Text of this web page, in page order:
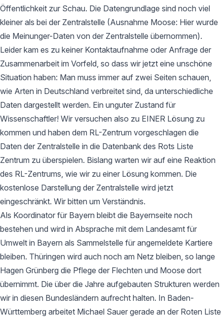
Öffentlichkeit zur Schau. Die Datengrundlage sind noch viel
kleiner als bei der Zentralstelle (Ausnahme Moose: Hier wurde
die Meinunger-Daten von der Zentralstelle übernommen).
Leider kam es zu keiner Kontaktaufnahme oder Anfrage der
Zusammenarbeit im Vorfeld, so dass wir jetzt eine unschöne
Situation haben: Man muss immer auf zwei Seiten schauen,
wie Arten in Deutschland verbreitet sind, da unterschiedliche
Daten dargestellt werden. Ein unguter Zustand für
Wissenschaftler! Wir versuchen also zu EINER Lösung zu
kommen und haben dem RL-Zentrum vorgeschlagen die
Daten der Zentralstelle in die Datenbank des Rots Liste
Zentrum zu überspielen. Bislang warten wir auf eine Reaktion
des RL-Zentrums, wie wir zu einer Lösung kommen. Die
kostenlose Darstellung der Zentralstelle wird jetzt
eingeschränkt. Wir bitten um Verständnis.
Als Koordinator für Bayern bleibt die Bayernseite noch
bestehen und wird in Absprache mit dem Landesamt für
Umwelt in Bayern als Sammelstelle für angemeldete Kartiere
bleiben. Thüringen wird auch noch am Netz bleiben, so lange
Hagen Grünberg die Pflege der Flechten und Moose dort
übernimmt. Die über die Jahre aufgebauten Strukturen werden
wir in diesen Bundesländern aufrecht halten. In Baden-
Württemberg arbeitet Michael Sauer gerade an der Roten Liste